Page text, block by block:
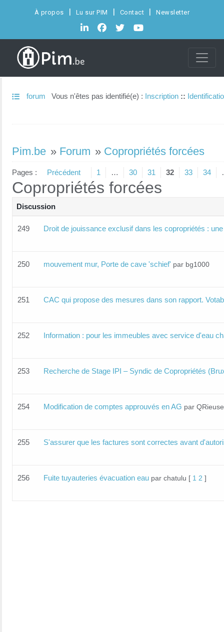
À propos Lu sur PIM Contact Newsletter
forum Vous n'êtes pas identifié(e) : Inscription ::
Pim.be » Forum » Copropriétés forcées
Pages : Précédent 1 … 30 31 32 33 34
Copropriétés forcées
Discussion
249 Droit de jouissance exclusif dans les copropriétés :
250 mouvement mur, Porte de cave 'schief' par bg1000
251 CAC qui propose des mesures dans son rapport.
252 Information : pour les immeubles avec service d'eau
253 Recherche de Stage IPI – Syndic de Copropriétés
254 Modification de comptes approuvés en AG par QRieuse
255 S'assurer que les factures sont correctes avant
256 Fuite tuyauteries évacuation eau par chatulu [ 1 2 ]